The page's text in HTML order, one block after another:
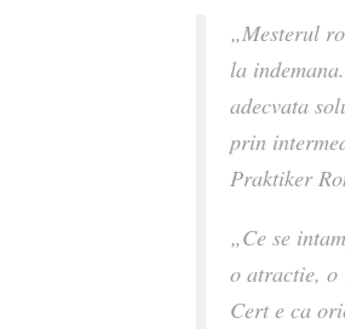
„Mesterul
la
adecvata
prin
Praktiker
„Ce se
o atractie, o
Cert e ca